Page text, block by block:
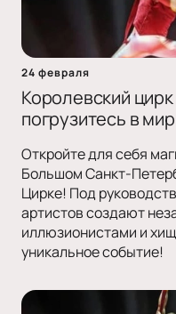
24 февраля
Королевский
погрузитесь в
Откройте для себя
Большом Санкт-
Цирке! Под
артистов создают
иллюзионистами и
уникальное событие!